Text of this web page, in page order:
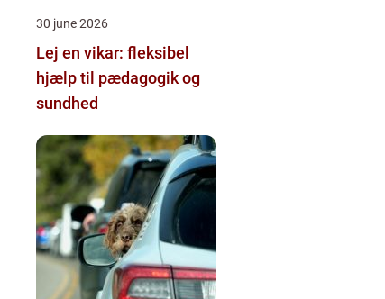
30 june 2026
Lej en vikar: fleksibel
hjælp til pædagogik og
sundhed